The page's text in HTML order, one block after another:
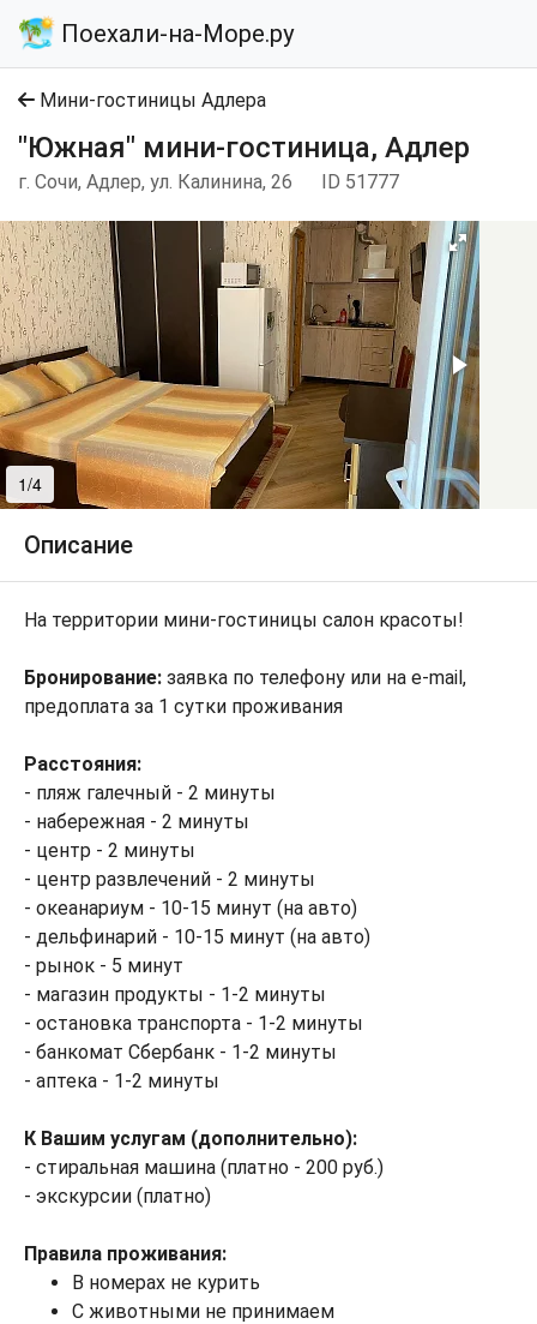
Поехали-на-Море.ру
Мини-гостиницы Адлера
"Южная" мини-гостиница, Адлер
г. Сочи, Адлер, ул. Калинина, 26 ID 51777
1/4
Описание
На территории мини-гостиницы салон красоты!
Бронирование: заявка по телефону или на e-mail,
предоплата за 1 сутки проживания
Расстояния:
- пляж галечный - 2 минуты
- набережная - 2 минуты
- центр - 2 минуты
- центр развлечений - 2 минуты
- океанариум - 10-15 минут (на авто)
- дельфинарий - 10-15 минут (на авто)
- рынок - 5 минут
- магазин продукты - 1-2 минуты
- остановка транспорта - 1-2 минуты
- банкомат Сбербанк - 1-2 минуты
- аптека - 1-2 минуты
К Вашим услугам (дополнительно):
- стиральная машина (платно - 200 руб.)
- экскурсии (платно)
Правила проживания:
В номерах не курить
С животными не принимаем